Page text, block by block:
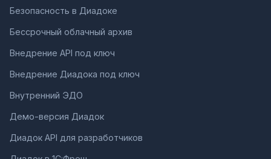
Безопасность в Диадоке
Бессрочный облачный архив
Внедрение API под ключ
Внедрение Диадока под ключ
Внутренний ЭДО
Демо-версия Диадок
Диадок API для разработчиков